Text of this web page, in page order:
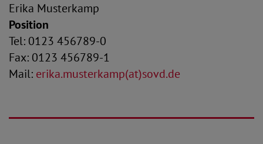
Erika Musterkamp
Position
Tel: 0123 456789-0
Fax: 0123 456789-1
Mail: erika.musterkamp(at)sovd.de